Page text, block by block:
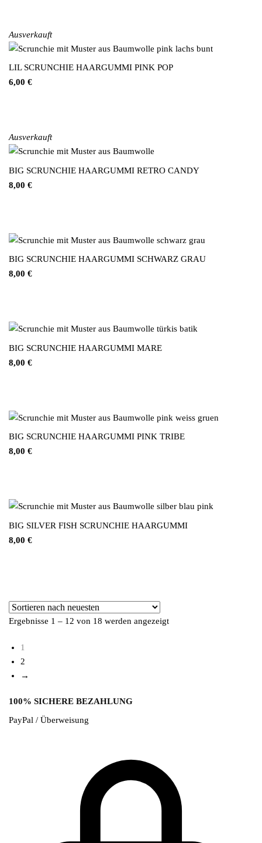
Ausverkauft
LIL SCRUNCHIE HAARGUMMI PINK POP
6,00 €
Ausverkauft
BIG SCRUNCHIE HAARGUMMI RETRO CANDY
8,00 €
BIG SCRUNCHIE HAARGUMMI SCHWARZ GRAU
8,00 €
BIG SCRUNCHIE HAARGUMMI MARE
8,00 €
BIG SCRUNCHIE HAARGUMMI PINK TRIBE
8,00 €
BIG SILVER FISH SCRUNCHIE HAARGUMMI
8,00 €
Ergebnisse 1 – 12 von 18 werden angezeigt
1
2
→
100% SICHERE BEZAHLUNG
PayPal / Überweisung